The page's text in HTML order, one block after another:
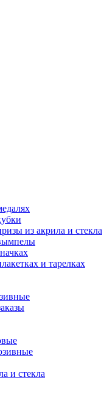
из акрила и стекла
и тарелках
и стекла